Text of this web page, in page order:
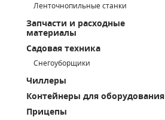
Ленточнопильные станки
Запчасти и расходные
материалы
Садовая техника
Снегоуборщики
Чиллеры
Контейнеры для оборудования
Прицепы
ДЕТАЛИ СПИРАЛЬНЫХ КОМПРЕССОРОВ
ДЕТАЛИ НАСОСНОЙ ЧАСТИ
ДЕТАЛИ ПОГРУЖНЫХ НАСОСОВ
ШЛАНГИ ДЛЯ МОТОПОМП
ДЛЯ ВАКУУМНЫХ НАСОСОВ